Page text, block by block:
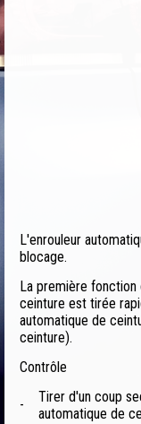
L'enrouleur
blocage.
La première
ceinture est tirée
automatique de
ceinture).
Contrôle
-
Tirer d'un coup
automatique de